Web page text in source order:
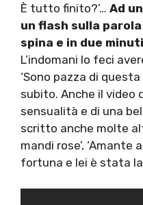
È tutto finito?’… Ad
un flash sulla parola
spina e in due
L’indomani lo feci
‘Sono pazza di
subito. Anche il video
sensualità e di una
scritto anche molte
mandi rose’, ‘Amante
fortuna e lei è stata